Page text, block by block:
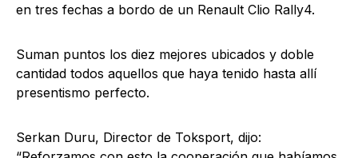
en tres fechas a bordo de un Renault Clio Rally4.
Suman puntos los diez mejores ubicados y doble
cantidad todos aquellos que haya tenido hasta allí
presentismo perfecto.
Serkan Duru, Director de Toksport, dijo: